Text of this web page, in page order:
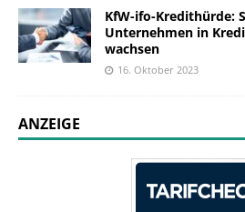
KfW-ifo-Kredithürde:
Unternehmen in
wachsen
16. Oktober 2023
ANZEIGE